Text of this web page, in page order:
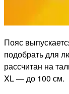
Пояс
подобрать для
рассчитан на
XL — до 100 см.